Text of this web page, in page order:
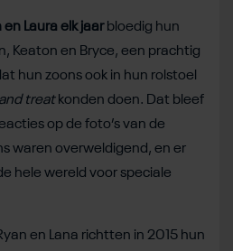
Laura elk jaarbloedig hun
Keaton en Bryce, een prachtig
hun zoons ook in hun rolstoel
treat konden doen. Dat bleef
op de foto’s van de
waren overweldigend, en er
hele wereld voor speciale
en Lana richtten in 2015 hun